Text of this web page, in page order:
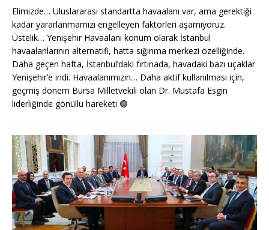
Elimizde… Uluslararası standartta havaalanı var, ama gerektiği
kadar yararlanmamızı engelleyen faktörleri aşamıyoruz.
Üstelik… Yenişehir Havaalanı konum olarak İstanbul
havaalanlarının alternatifi, hatta sığınma merkezi özelliğinde.
Daha geçen hafta, İstanbul’daki fırtınada, havadaki bazı uçaklar
Yenişehir’e indi. Havaalanımızın… Daha aktif kullanılması için,
geçmiş dönem Bursa Milletvekili olan Dr. Mustafa Esgin
liderliğinde gönüllü hareketi 🟢